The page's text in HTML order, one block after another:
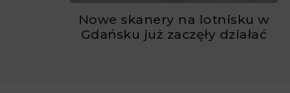
Nowe skanery na lotnisku w
Gdańsku już zaczęły działać